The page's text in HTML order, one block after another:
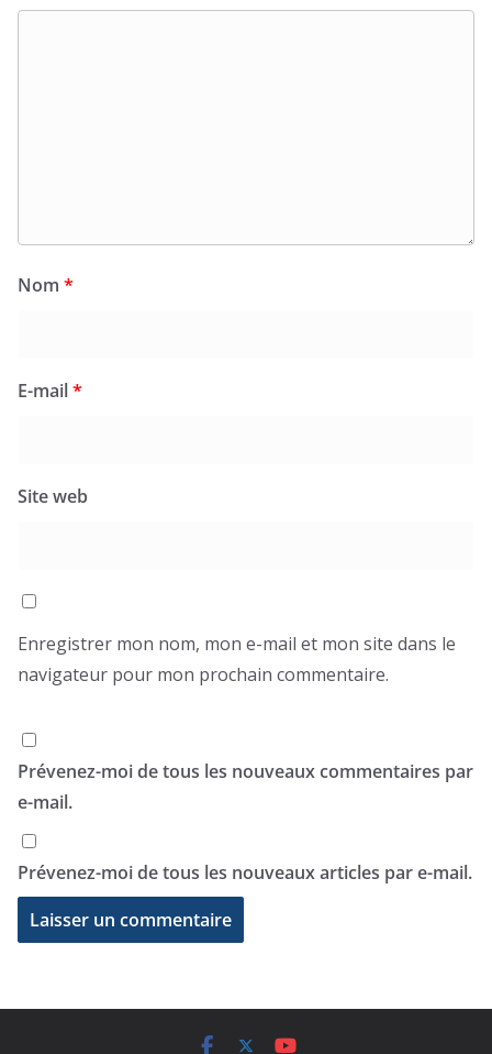
Nom *
E-mail*
Site web
Enregistrer mon nom, mon e-mail et mon site dans le
navigateur pour mon prochain commentaire.
Prévenez-moi de tous les nouveaux commentaires par
e-mail.
Prévenez-moi de tous les nouveaux articles par e-mail.